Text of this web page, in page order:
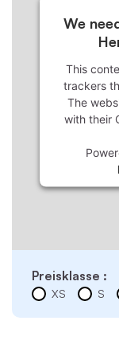
We
This
trackers
The
with their
Preisklasse :
XS S